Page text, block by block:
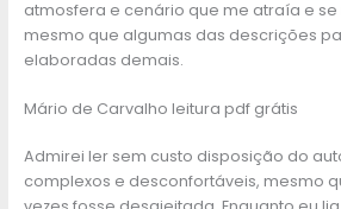
atmosfera e cenário que me atraía e
mesmo que algumas das descrições
elaboradas demais.
Mário de Carvalho leitura pdf grátis
Admirei ler sem custo disposição do
complexos e desconfortáveis, mesmo